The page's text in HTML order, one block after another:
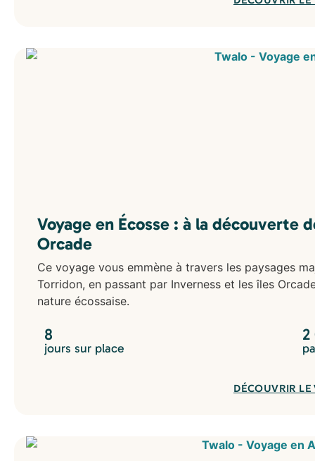
Voyage en Écosse : à la découverte
Orcade
Ce voyage vous emmène à travers les paysages
Torridon, en passant par Inverness et les îles
nature écossaise.
8
jours sur place
2
DÉCOUVRIR LE